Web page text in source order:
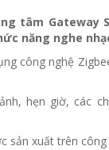
tâm Gateway
năng nghe
công nghệ
hẹn giờ, các
sản xuất trên